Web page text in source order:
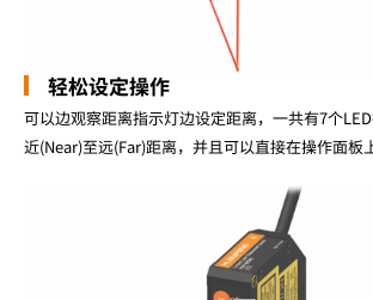
轻松设定操作
可以边观察距离指示灯边设定距离，一共有7个
近(Near)至远(Far)距离，并且可以直接在操作面板